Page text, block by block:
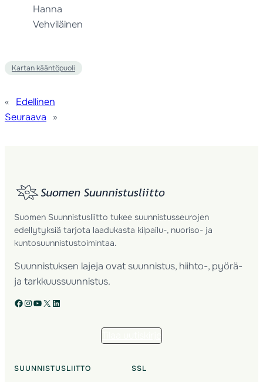
Hanna
Vehviläinen
Kartan kääntöpuoli
«
Edellinen
Seuraava
»
Suomen Suunnistusliitto tukee suunnistusseurojen
edellytyksiä tarjota laadukasta kilpailu-, nuoriso- ja
kuntosuunnistustoimintaa.
Suunnistuksen lajeja ovat suunnistus, hiihto-, pyörä-
ja tarkkuussuunnistus.
Facebook Instagram YouTube X LinkedIn
SUUNNISTUSLIITTO SSL